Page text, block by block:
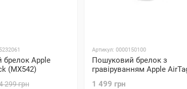
Apple
(MX542)
299 грн
Артикул: 0000150100
Пошуковий брелок з
гравіруванням Apple
1 499 грн